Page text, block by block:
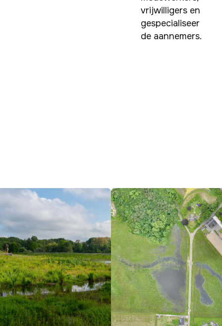
vrijwilligers en
gespecialiseer
de aannemers.